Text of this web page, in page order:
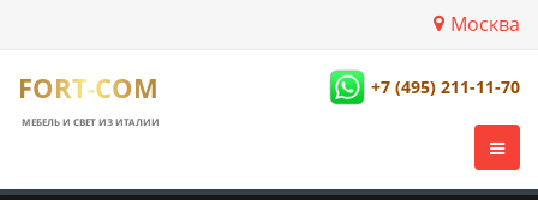
Москва
FORT-COM
МЕБЕЛЬ И СВЕТ ИЗ ИТАЛИИ
+7 (495) 211-11-70